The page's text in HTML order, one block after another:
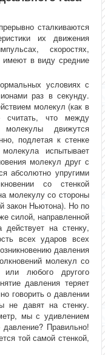
сталкиваются
их движения
скоростях,
имеют в виду средние
условиях с
раз в секунду.
молекул (как в
считать, что между
молекулы движутся
подлетая к стенке
испытывает
молекул друг с
абсолютно упругими
со стенкой
молекулу со стороны
закон Ньютона). Но по
силой, направленной
на стенку,
всех ударов всех
давления
молекул со
любого другого
давления теряет
говорить о давлении
не давят на стенку.
мы с удивлением
Правильно!
той самой стенкой,